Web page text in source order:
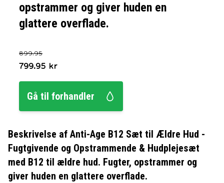
opstrammer og giver huden en
glattere overflade.
899.95
799.95 kr
Gå til forhandler
Beskrivelse af Anti-Age B12 Sæt til Ældre Hud -
Fugtgivende og Opstrammende & Hudplejesæt
med B12 til ældre hud. Fugter, opstrammer og
giver huden en glattere overflade.